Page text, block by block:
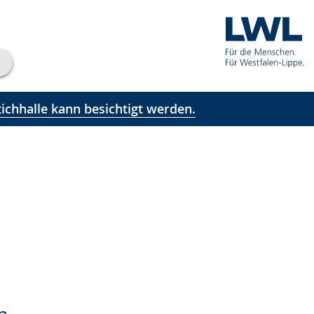
kann besichtigt werden.